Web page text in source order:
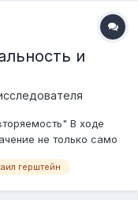
и
В ходе
не только само
пространстве.
герштейн